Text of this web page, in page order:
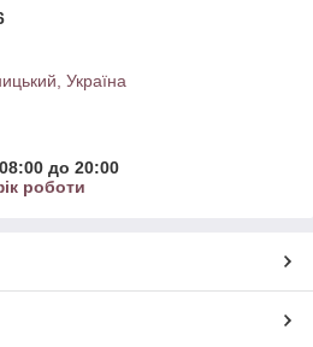
Україна
до 20:00
роботи